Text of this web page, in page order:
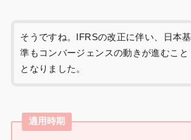
そうですね。IFRSの改正に伴い、日本基
準もコンバージェンスの動きが進むこと
となりました。
適用時期